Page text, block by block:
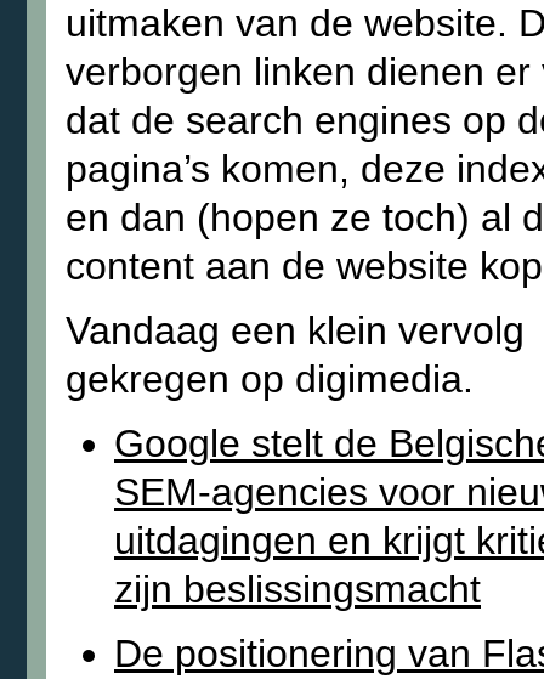
uitmaken van de website.
verborgen linken dienen er
dat de search engines op
pagina’s komen, deze
en dan (hopen ze toch) al
content aan de website
Vandaag een klein vervolg
gekregen op digimedia.
Google stelt de
SEM-agencies voor
uitdagingen en krijgt
zijn beslissingsmacht
De positionering van